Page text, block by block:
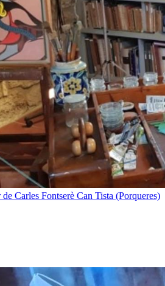
Carles Fontserè Can Tista (Porqueres)